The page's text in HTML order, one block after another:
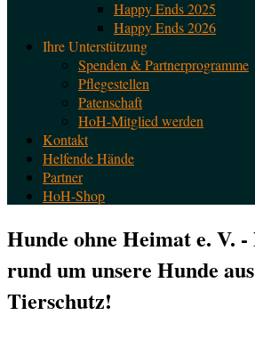
Happy Ends 2025
Happy Ends 2026
Ihre Unterstützung
Spenden & Partnerprogramme
Pflegestellen
Patenschaft
HoH-Mitglied werden
Kontakt
Helfende Hände
Partner
HoH-Shop
Hunde ohne Heimat e. V.
rund um unsere Hunde
Tierschutz!